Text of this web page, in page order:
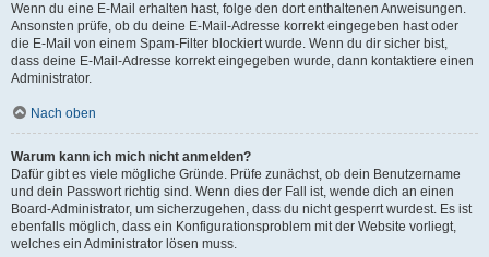
Wenn du eine E-Mail erhalten hast, folge den dort enthaltenen Anweisungen.
Ansonsten prüfe, ob du deine E-Mail-Adresse korrekt eingegeben hast oder
die E-Mail von einem Spam-Filter blockiert wurde. Wenn du dir sicher bist,
dass deine E-Mail-Adresse korrekt eingegeben wurde, dann kontaktiere einen
Administrator.
Nach oben
Warum kann ich mich nicht anmelden?
Dafür gibt es viele mögliche Gründe. Prüfe zunächst, ob dein Benutzername
und dein Passwort richtig sind. Wenn dies der Fall ist, wende dich an einen
Board-Administrator, um sicherzugehen, dass du nicht gesperrt wurdest. Es ist
ebenfalls möglich, dass ein Konfigurationsproblem mit der Website vorliegt,
welches ein Administrator lösen muss.